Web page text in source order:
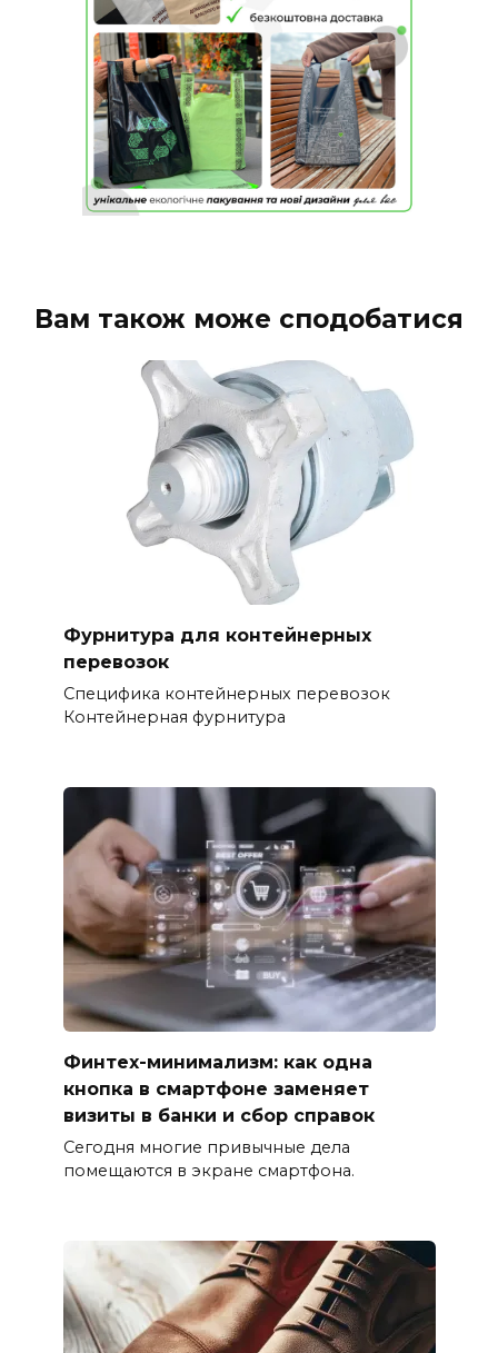
Вам також може сподобатися
Фурнитура для контейнерных
перевозок
Специфика контейнерных перевозок
Контейнерная фурнитура
Финтех-минимализм: как одна
кнопка в смартфоне заменяет
визиты в банки и сбор справок
Сегодня многие привычные дела
помещаются в экране смартфона.